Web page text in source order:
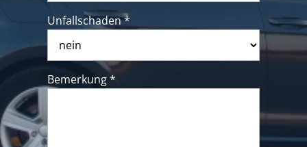
Unfallschaden *
Bemerkung *